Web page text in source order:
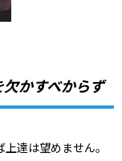
かすべからず
達は望めません。